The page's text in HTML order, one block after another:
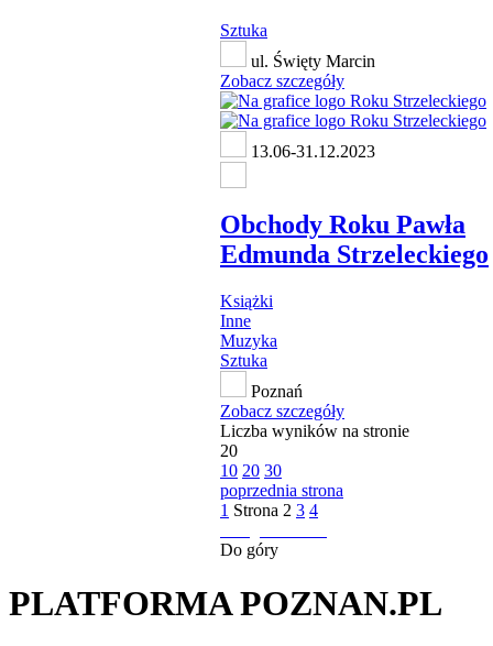
Sztuka
ul. Święty Marcin
Zobacz szczegóły
13.06-31.12.2023
Obchody Roku Pawła
Edmunda Strzeleckiego
Książki
Inne
Muzyka
Sztuka
Poznań
Zobacz szczegóły
Liczba wyników na stronie
20
10 20 30
poprzednia strona
1 Strona 2 3 4
Do góry
PLATFORMA POZNAN.PL